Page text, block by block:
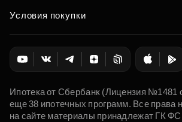
Условия покупки
Ипотека от Сбербанк (Лицензия №1481
еще 38 ипотечных программ. Все права
на сайте материалы принадлежат ГК